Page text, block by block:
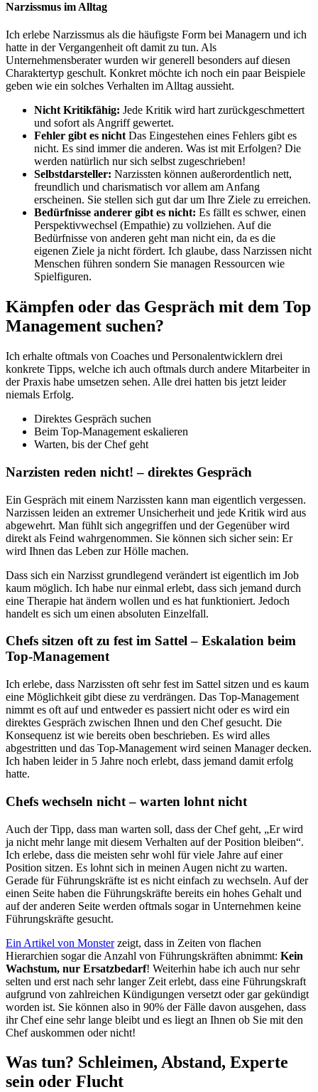
Narzissmus im Alltag
Ich erlebe Narzissmus als die häufigste Form bei Managern und ich
hatte in der Vergangenheit oft damit zu tun. Als
Unternehmensberater wurden wir generell besonders auf diesen
Charaktertyp geschult. Konkret möchte ich noch ein paar Beispiele
geben wie ein solches Verhalten im Alltag aussieht.
Nicht Kritikfähig: Jede Kritik wird hart zurückgeschmettert
und sofort als Angriff gewertet.
Fehler gibt es nichtDas Eingestehen eines Fehlers gibt es
nicht. Es sind immer die anderen. Was ist mit Erfolgen? Die
werden natürlich nur sich selbst zugeschrieben!
Selbstdarsteller: Narzissten können außerordentlich nett,
freundlich und charismatisch vor allem am Anfang
erscheinen. Sie stellen sich gut dar um Ihre Ziele zu erreichen.
Bedürfnisse anderer gibt es nicht: Es fällt es schwer, einen
Perspektivwechsel (Empathie) zu vollziehen. Auf die
Bedürfnisse von anderen geht man nicht ein, da es die
eigenen Ziele ja nicht fördert. Ich glaube, dass Narzissen nicht
Menschen führen sondern Sie managen Ressourcen wie
Spielfiguren.
Kämpfen oder das Gespräch mit dem Top
Management suchen?
Ich erhalte oftmals von Coaches und Personalentwicklern drei
konkrete Tipps, welche ich auch oftmals durch andere Mitarbeiter in
der Praxis habe umsetzen sehen. Alle drei hatten bis jetzt leider
niemals Erfolg.
Direktes Gespräch suchen
Beim Top-Management eskalieren
Warten, bis der Chef geht
Narzisten reden nicht! – direktes Gespräch
Ein Gespräch mit einem Narzissten kann man eigentlich vergessen.
Narzissen leiden an extremer Unsicherheit und jede Kritik wird aus
abgewehrt. Man fühlt sich angegriffen und der Gegenüber wird
direkt als Feind wahrgenommen. Sie können sich sicher sein: Er
wird Ihnen das Leben zur Hölle machen.
Dass sich ein Narzisst grundlegend verändert ist eigentlich im Job
kaum möglich. Ich habe nur einmal erlebt, dass sich jemand durch
eine Therapie hat ändern wollen und es hat funktioniert. Jedoch
handelt es sich um einen absoluten Einzelfall.
Chefs sitzen oft zu fest im Sattel – Eskalation beim
Top-Management
Ich erlebe, dass Narzissten oft sehr fest im Sattel sitzen und es kaum
eine Möglichkeit gibt diese zu verdrängen. Das Top-Management
nimmt es oft auf und entweder es passiert nicht oder es wird ein
direktes Gespräch zwischen Ihnen und den Chef gesucht. Die
Konsequenz ist wie bereits oben beschrieben. Es wird alles
abgestritten und das Top-Management wird seinen Manager decken.
Ich haben leider in 5 Jahre noch erlebt, dass jemand damit erfolg
hatte.
Chefs wechseln nicht – warten lohnt nicht
Auch der Tipp, dass man warten soll, dass der Chef geht, „Er wird
ja nicht mehr lange mit diesem Verhalten auf der Position bleiben“.
Ich erlebe, dass die meisten sehr wohl für viele Jahre auf einer
Position sitzen. Es lohnt sich in meinen Augen nicht zu warten.
Gerade für Führungskräfte ist es nicht einfach zu wechseln. Auf der
einen Seite haben die Führungskräfte bereits ein hohes Gehalt und
auf der anderen Seite werden oftmals sogar in Unternehmen keine
Führungskräfte gesucht.
Ein Artikel von Monsterzeigt, dass in Zeiten von flachen
Hierarchien sogar die Anzahl von Führungskräften abnimmt: Kein
Wachstum, nur Ersatzbedarf! Weiterhin habe ich auch nur sehr
selten und erst nach sehr langer Zeit erlebt, dass eine Führungskraft
aufgrund von zahlreichen Kündigungen versetzt oder gar gekündigt
worden ist. Sie können also in 90% der Fälle davon ausgehen, dass
ihr Chef eine sehr lange bleibt und es liegt an Ihnen ob Sie mit den
Chef auskommen oder nicht!
Was tun? Schleimen, Abstand, Experte
sein oder Flucht